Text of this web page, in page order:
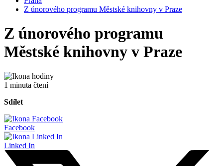
Z únorového programu Městské knihovny v Praze
Z únorového programu
Městské knihovny v Praze
1 minuta čtení
Sdílet
Facebook
Linked In